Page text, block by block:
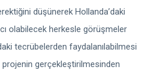
düşünerek Hollanda’daki
olabilecek herkesle görüşmeler
tecrübelerden faydalanılabilmesi
gerçekleştirilmesinden